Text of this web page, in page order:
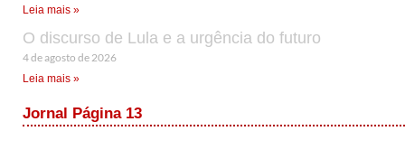
Leia mais »
O discurso de Lula e a urgência do futuro
4 de agosto de 2026
Leia mais »
Jornal Página 13